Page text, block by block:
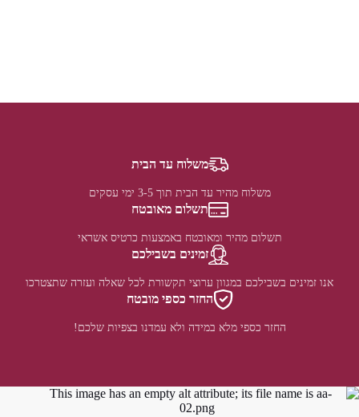
משלוח עד הבית
משלוח מהיר עד הבית תוך 3-5 ימי עסקים
תשלום מאובטח
תשלום מהיר ומאובטח באמצעות כרטיס אשראי
זמינים בשבילכם
אנו זמינים בשבילכם במגוון ערוצי תקשורת לכל שאלה ועזרה שתצטרכו
החזר כספי מובטח
החזר כספי מלא במידה ולא עמדנו בצפיות שלכם!